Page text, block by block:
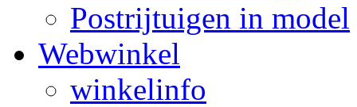
Postrijtuigen in model
Webwinkel
winkelinfo